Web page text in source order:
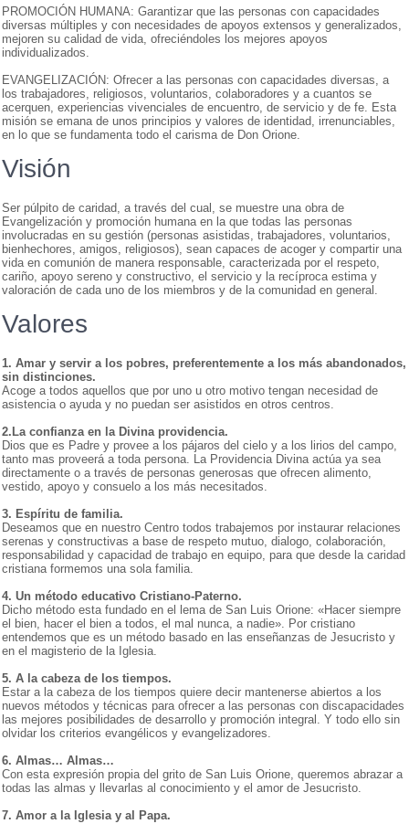
PROMOCIÓN HUMANA: Garantizar que las personas con capacidades
diversas múltiples y con necesidades de apoyos extensos y generalizados,
mejoren su calidad de vida, ofreciéndoles los mejores apoyos
individualizados.
EVANGELIZACIÓN: Ofrecer a las personas con capacidades diversas, a
los trabajadores, religiosos, voluntarios, colaboradores y a cuantos se
acerquen, experiencias vivenciales de encuentro, de servicio y de fe. Esta
misión se emana de unos principios y valores de identidad, irrenunciables,
en lo que se fundamenta todo el carisma de Don Orione.
Visión
Ser púlpito de caridad, a través del cual, se muestre una obra de
Evangelización y promoción humana en la que todas las personas
involucradas en su gestión (personas asistidas, trabajadores, voluntarios,
bienhechores, amigos, religiosos), sean capaces de acoger y compartir una
vida en comunión de manera responsable, caracterizada por el respeto,
cariño, apoyo sereno y constructivo, el servicio y la recíproca estima y
valoración de cada uno de los miembros y de la comunidad en general.
Valores
1. Amar y servir a los pobres, preferentemente a los más abandonados,
sin distinciones.
Acoge a todos aquellos que por uno u otro motivo tengan necesidad de
asistencia o ayuda y no puedan ser asistidos en otros centros.
2.La confianza en la Divina providencia.
Dios que es Padre y provee a los pájaros del cielo y a los lirios del campo,
tanto mas proveerá a toda persona. La Providencia Divina actúa ya sea
directamente o a través de personas generosas que ofrecen alimento,
vestido, apoyo y consuelo a los más necesitados.
3. Espíritu de familia.
Deseamos que en nuestro Centro todos trabajemos por instaurar relaciones
serenas y constructivas a base de respeto mutuo, dialogo, colaboración,
responsabilidad y capacidad de trabajo en equipo, para que desde la caridad
cristiana formemos una sola familia.
4. Un método educativo Cristiano-Paterno.
Dicho método esta fundado en el lema de San Luis Orione: «Hacer siempre
el bien, hacer el bien a todos, el mal nunca, a nadie». Por cristiano
entendemos que es un método basado en las enseñanzas de Jesucristo y
en el magisterio de la Iglesia.
5. A la cabeza de los tiempos.
Estar a la cabeza de los tiempos quiere decir mantenerse abiertos a los
nuevos métodos y técnicas para ofrecer a las personas con discapacidades
las mejores posibilidades de desarrollo y promoción integral. Y todo ello sin
olvidar los criterios evangélicos y evangelizadores.
6. Almas… Almas…
Con esta expresión propia del grito de San Luis Orione, queremos abrazar a
todas las almas y llevarlas al conocimiento y el amor de Jesucristo.
7. Amor a la Iglesia y al Papa.